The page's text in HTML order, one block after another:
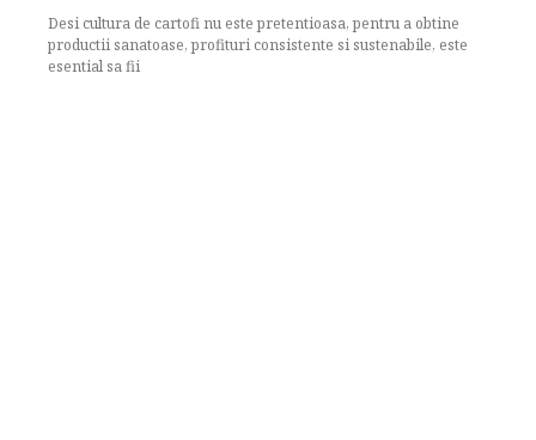
Desi cultura de cartofi nu este pretentioasa, pentru a obtine
productii sanatoase, profituri consistente si sustenabile, este
esential sa fii